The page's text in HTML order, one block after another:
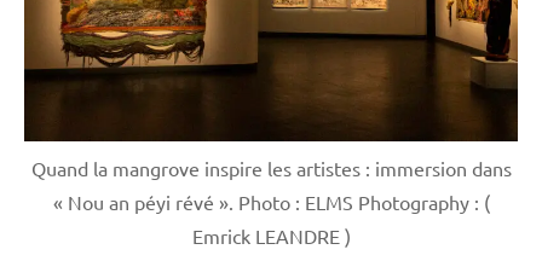
Quand la mangrove inspire les artistes : immersion dans
« Nou an péyi révé ». Photo : ELMS Photography : (
Emrick LEANDRE )